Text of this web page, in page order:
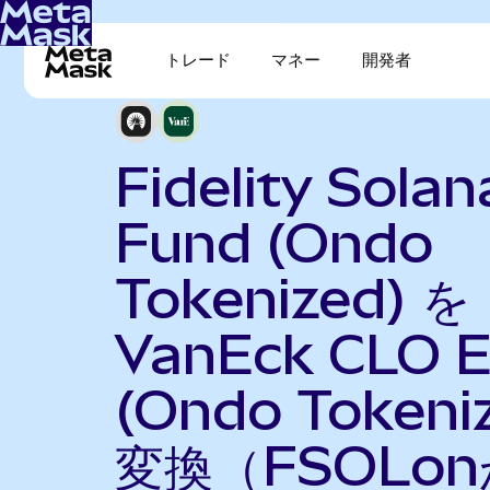
トレード マネー 開発者
Fidelity
Fund (Ondo
Tokenized) を
VanEck CLO
(Ondo
変換（FSOLon